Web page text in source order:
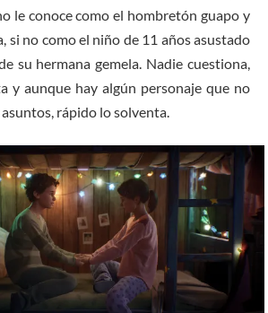
le conoce como el hombretón guapo y
si no como el niño de 11 años asustado
su hermana gemela. Nadie cuestiona,
y aunque hay algún personaje que no
rápido lo solventa.